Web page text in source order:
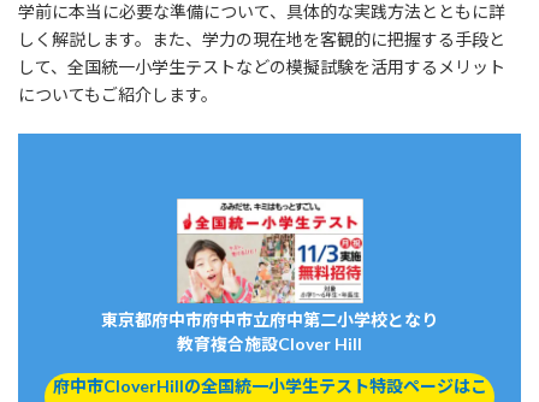
学前に本当に必要な準備について、具体的な実践方法とともに詳
しく解説します。また、学力の現在地を客観的に把握する手段と
して、全国統一小学生テストなどの模擬試験を活用するメリット
についてもご紹介します。
東京都府中市府中市立府中第二小学校となり
教育複合施設Clover Hill
府中市CloverHillの全国統一小学生テスト特設ページはこ